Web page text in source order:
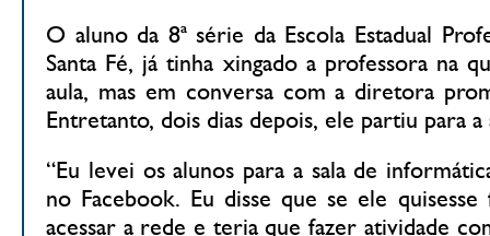
O aluno da 8ª série da Escola Estadual
Santa Fé, já tinha xingado a professora na
aula, mas em conversa com a diretora
Entretanto, dois dias depois, ele partiu para a
“Eu levei os alunos para a sala de
no Facebook. Eu disse que se ele
acessar a rede e teria que fazer atividade